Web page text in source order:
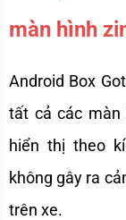
màn hình
Android Box
tất cả các màn
hiển thị theo
không gây ra
trên xe.